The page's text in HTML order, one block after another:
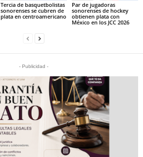
Tercia de basquetbolistas
sonorenses se cubren de
plata en centroamericano
Par de jugadoras
sonorenses de hockey
obtienen plata con
México en los JCC 2026
- Publicidad -